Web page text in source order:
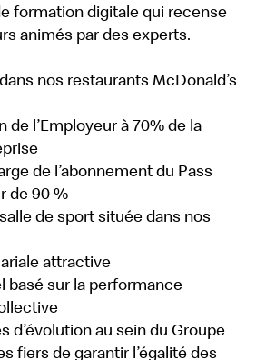
formation digitale qui recense
animés par des experts.
nos restaurants McDonald’s
de l’Employeur à 70% de la
de l’abonnement du Pass
de 90 %
de sport située dans nos
attractive
basé sur la performance
d’évolution au sein du Groupe
fiers de garantir l’égalité des